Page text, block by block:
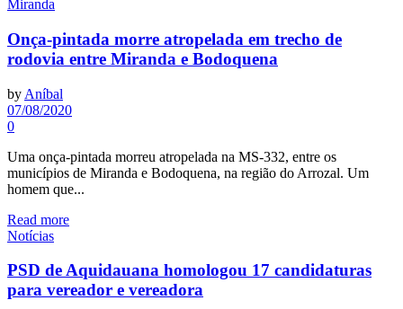
Miranda
Onça-pintada morre atropelada em trecho de
rodovia entre Miranda e Bodoquena
by Aníbal
07/08/2020
0
Uma onça-pintada morreu atropelada na MS-332, entre os
municípios de Miranda e Bodoquena, na região do Arrozal. Um
homem que...
Read more
Notícias
PSD de Aquidauana homologou 17 candidaturas
para vereador e vereadora